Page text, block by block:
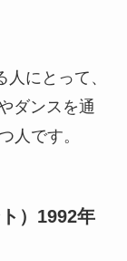
にとって、
ダンスを通
人です。
）1992年